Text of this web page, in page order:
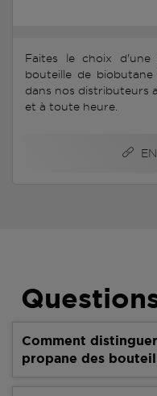
Faites le choix d'une
bouteille de
dans nos distributeurs
et à toute heure.
Comment
propane des